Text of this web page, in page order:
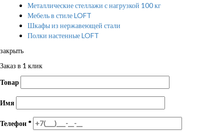
Металлические стеллажи с нагрузкой 100 кг
Мебель в стиле LOFT
Шкафы из нержавеющей стали
Полки настенные LOFT
закрыть
Заказ в 1 клик
Товар
Имя
Телефон *